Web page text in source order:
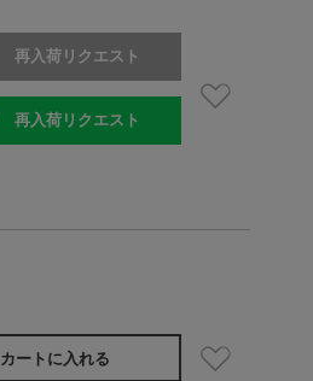
再入荷リクエスト
再入荷リクエスト
カートに入れる